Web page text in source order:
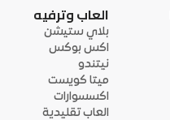
العاب وترفيه
بلاي ستيشن
اكس بوكس
نيتندو
ميتا كويست
اكسسوارات
العاب تقليدية